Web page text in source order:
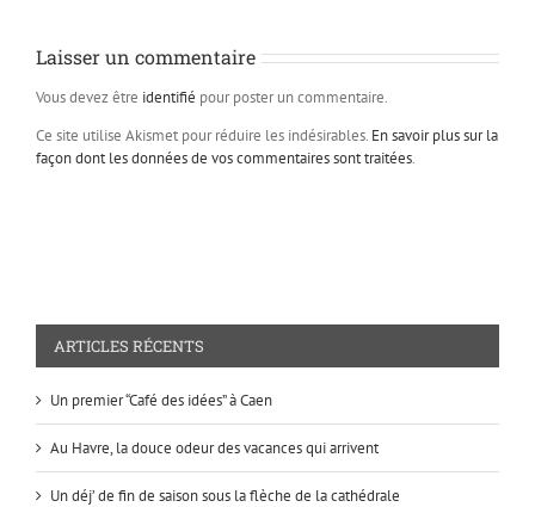
Laisser un commentaire
Vous devez être identifié pour poster un commentaire.
Ce site utilise Akismet pour réduire les indésirables. En savoir plus sur la
façon dont les données de vos commentaires sont traitées.
ARTICLES RÉCENTS
Un premier “Café des idées” à Caen
Au Havre, la douce odeur des vacances qui arrivent
Un déj’ de fin de saison sous la flèche de la cathédrale